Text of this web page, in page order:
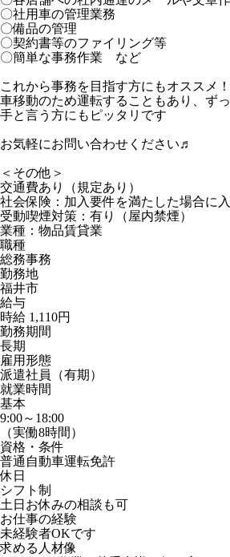
〇社用車の管理業務
〇備品の管理
〇契約書等のファイリング等
〇簡単な事務作業 など
これから事務を目指す方にもオススメ！
車移動のため運転することもあり、ず
手と言う方にもピッタリです
お気軽にお問い合わせください♬
＜その他＞
交通費あり（規定あり）
社会保険：加入要件を満たした場合に
受動喫煙対策：有り（屋内禁煙）
業種：物品賃貸業
職種
総務事務
勤務地
福井市
給与
時給 1,110円
勤務期間
長期
雇用形態
派遣社員（有期）
就業時間
基本
9:00～18:00
（実働8時間）
資格・条件
普通自動車運転免許
休日
シフト制
土日お休みの相談も可
お仕事の経験
未経験者OKです
求める人材像